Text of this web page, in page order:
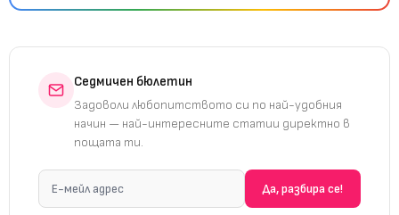
Седмичен бюлетин
Задоволи любопитството си по най-удобния
начин — най-интересните статии директно в
пощата ти.